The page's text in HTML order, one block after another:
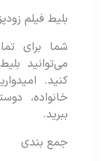
بلیط فیلم زودپز را
شما برای تماشای
می‌توانید بلیط آن
کنید. امیدواریم
خانواده،
جمع بندی